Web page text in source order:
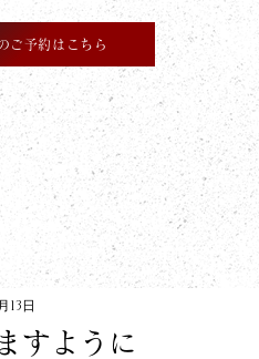
ご予約はこちら
すように
13日